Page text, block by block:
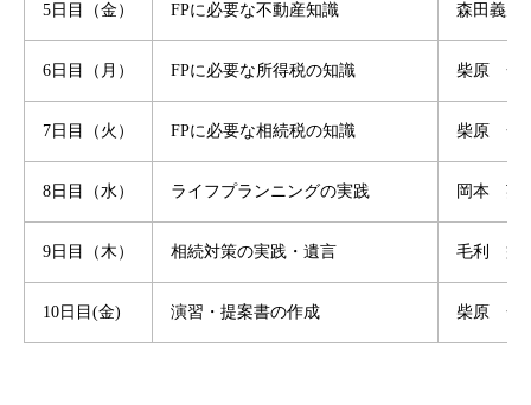
5日目（金） FPに必要な不動産知識 森田義男
6日目（月） FPに必要な所得税の知識 柴原 一
7日目（火） FPに必要な相続税の知識 柴原 一
8日目（水） ライフプランニングの実践 岡本 英
9日目（木） 相続対策の実践・遺言 毛利 益
10日目(金) 演習・提案書の作成 柴原 一